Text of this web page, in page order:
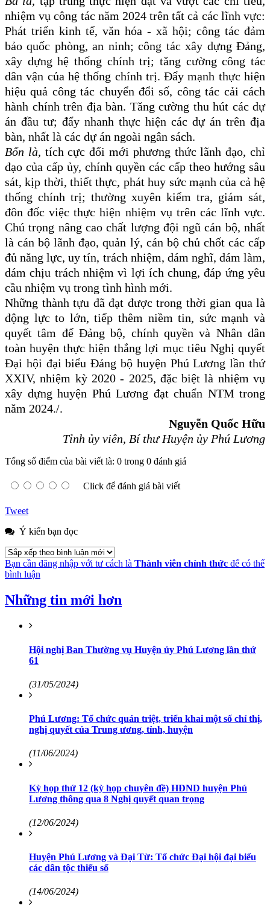
nhiệm vụ công tác năm 2024 trên tất cả các lĩnh vực:
Phát triển kinh tế, văn hóa - xã hội; công tác đảm
bảo quốc phòng, an ninh; công tác xây dựng Đảng,
xây dựng hệ thống chính trị; tăng cường công tác
dân vận của hệ thống chính trị. Đẩy mạnh thực hiện
hiệu quả công tác chuyển đổi số, công tác cải cách
hành chính trên địa bàn. Tăng cường thu hút các dự
án đầu tư; đẩy nhanh thực hiện các dự án trên địa
bàn, nhất là các dự án ngoài ngân sách.
Bốn là, tích cực đổi mới phương thức lãnh đạo, chỉ
đạo của cấp ủy, chính quyền các cấp theo hướng sâu
sát, kịp thời, thiết thực, phát huy sức mạnh của cả hệ
thống chính trị; thường xuyên kiểm tra, giám sát,
đôn đốc việc thực hiện nhiệm vụ trên các lĩnh vực.
Chú trọng nâng cao chất lượng đội ngũ cán bộ, nhất
là cán bộ lãnh đạo, quản lý, cán bộ chủ chốt các cấp
đủ năng lực, uy tín, trách nhiệm, dám nghĩ, dám làm,
dám chịu trách nhiệm vì lợi ích chung, đáp ứng yêu
cầu nhiệm vụ trong tình hình mới.
Những thành tựu đã đạt được trong thời gian qua là
động lực to lớn, tiếp thêm niềm tin, sức mạnh và
quyết tâm để Đảng bộ, chính quyền và Nhân dân
toàn huyện thực hiện thắng lợi mục tiêu Nghị quyết
Đại hội đại biểu Đảng bộ huyện Phú Lương lần thứ
XXIV, nhiệm kỳ 2020 - 2025, đặc biệt là nhiệm vụ
xây dựng huyện Phú Lương đạt chuẩn NTM trong
năm 2024./.
Nguyễn Quốc Hữu
Tỉnh ủy viên, Bí thư Huyện ủy Phú Lương
Tổng số điểm của bài viết là: 0 trong 0 đánh giá
Click để đánh giá bài viết
Tweet
Ý kiến bạn đọc
Bạn cần đăng nhập với tư cách là Thành viên chính thức để có thể
bình luận
Những tin mới hơn
Hội nghị Ban Thường vụ Huyện ủy Phú Lương lần thứ
61
(31/05/2024)
Phú Lương: Tổ chức quán triệt, triển khai một số chỉ thị,
nghị quyết của Trung ương, tỉnh, huyện
(11/06/2024)
Kỳ họp thứ 12 (kỳ họp chuyên đề) HĐND huyện Phú
Lương thông qua 8 Nghị quyết quan trọng
(12/06/2024)
Huyện Phú Lương và Đại Từ: Tổ chức Đại hội đại biểu
các dân tộc thiểu số
(14/06/2024)